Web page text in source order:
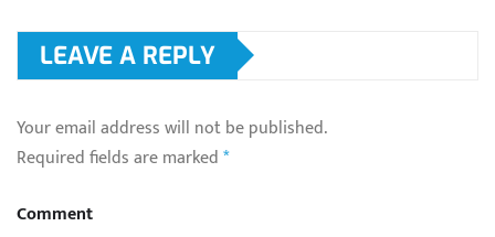
LEAVE A REPLY
Your email address will not be published.
Required fields are marked*
Comment